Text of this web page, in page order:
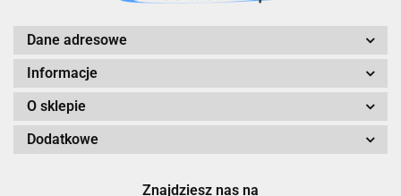
Dane adresowe
Informacje
O sklepie
Dodatkowe
Znajdziesz nas na